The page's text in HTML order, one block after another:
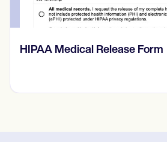
HIPAA Medical Release Form